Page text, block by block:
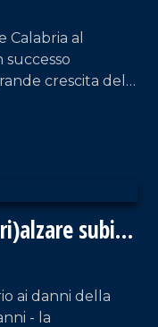
Calabria al
successo
crescita del
prodotto per
subito
ai danni della
- la